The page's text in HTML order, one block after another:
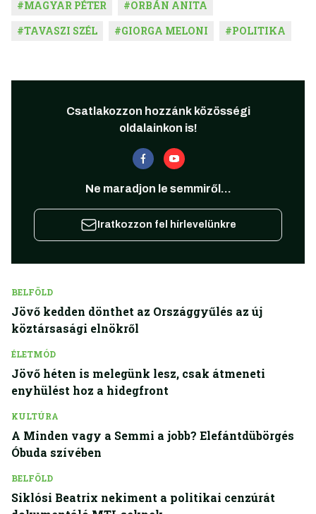
#MAGYAR PÉTER #ORBÁN ANITA
#TAVASZI SZÉL #GIORGA MELONI #POLITIKA
Csatlakozzon hozzánk közösségi
oldalainkon is!
Ne maradjon le semmiről...
Iratkozzon fel hírlevelünkre
BELFÖLD
Jövő kedden dönthet az Országgyűlés az új
köztársasági elnökről
ÉLETMÓD
Jövő héten is melegünk lesz, csak átmeneti
enyhülést hoz a hidegfront
KULTÚRA
A Minden vagy a Semmi a jobb? Elefántdübörgés
Óbuda szívében
BELFÖLD
Siklósi Beatrix nekiment a politikai cenzúrát